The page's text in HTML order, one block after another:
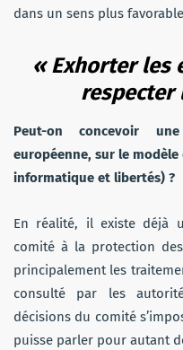
dans un sens plus
« Exhorter les
respecter
Peut-on concevoir
européenne, sur le modèle
informatique et libertés) ?
En réalité, il existe déjà
comité à la protection
principalement les
consulté par les
décisions du comité
puisse parler pour autant